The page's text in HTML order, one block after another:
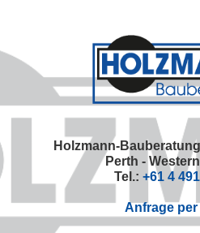
primary
navigation
main
content
primary
sidebar
footer
Holzmann-
Perth -
Tel.: +61 4
Anfrage per